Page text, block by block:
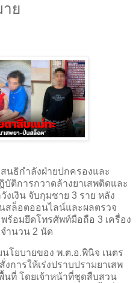
ย
นธิกำลังฝ่ายปกครองและ
ติการกวาดล้างยาเสพติดและ
เงิน จับกุมชาย 3 ราย หลัง
สล็อตออนไลน์และผลตรวจ
ร้อมยึดโทรศัพท์มือถือ 3 เครื่อง
ำนวน 2 นัด
โยบายของ พ.ต.อ.พินิจ เนตร
การให้เร่งปราบปรามยาเสพ
ที่ โดยเจ้าหน้าที่ชุดสืบสวน